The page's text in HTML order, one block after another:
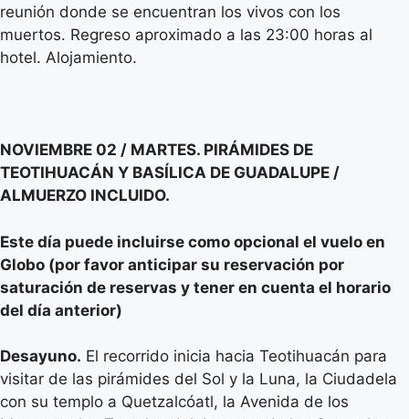
reunión donde se encuentran los vivos con los
muertos. Regreso aproximado a las 23:00 horas al
hotel. Alojamiento.
NOVIEMBRE 02 / MARTES. PIRÁMIDES DE
TEOTIHUACÁN Y BASÍLICA DE GUADALUPE /
ALMUERZO INCLUIDO.
Este día puede incluirse como opcional el vuelo en
Globo (por favor anticipar su reservación por
saturación de reservas y tener en cuenta el horario
del día anterior)
Desayuno. El recorrido inicia hacia Teotihuacán para
visitar de las pirámides del Sol y la Luna, la Ciudadela
con su templo a Quetzalcóatl, la Avenida de los